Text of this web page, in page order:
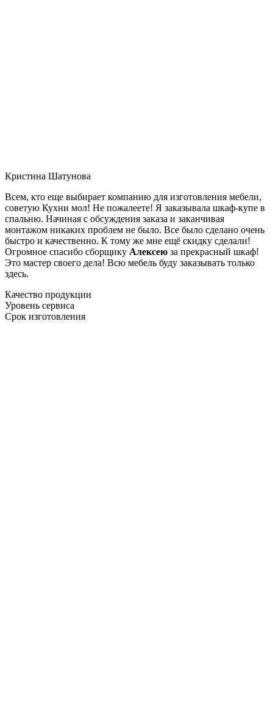
Кристина Шатунова
Всем, кто еще выбирает компанию для изготовления мебели,
советую Кухни мол! Не пожалеете! Я заказывала шкаф-купе в
спальню. Начиная с обсуждения заказа и заканчивая
монтажом никаких проблем не было. Все было сделано очень
быстро и качественно. К тому же мне ещё скидку сделали!
Огромное спасибо сборщику Алексею за прекрасный шкаф!
Это мастер своего дела! Всю мебель буду заказывать только
здесь.
Качество продукции
Уровень сервиса
Срок изготовления